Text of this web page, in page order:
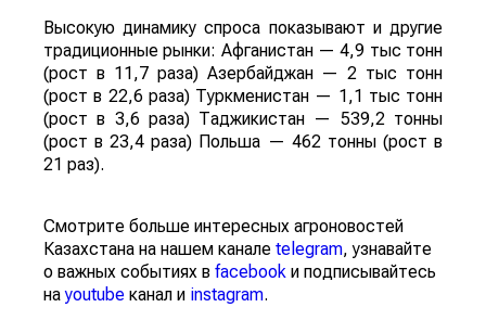
Высокую динамику спроса показывают и другие
традиционные рынки: Афганистан — 4,9 тыс тонн
(рост в 11,7 раза) Азербайджан — 2 тыс тонн
(рост в 22,6 раза) Туркменистан — 1,1 тыс тонн
(рост в 3,6 раза) Таджикистан — 539,2 тонны
(рост в 23,4 раза) Польша — 462 тонны (рост в
21 раз).
Смотрите больше интересных агроновостей
Казахстана на нашем канале telegram, узнавайте
о важных событиях в facebook и подписывайтесь
наyoutube канал и instagram.